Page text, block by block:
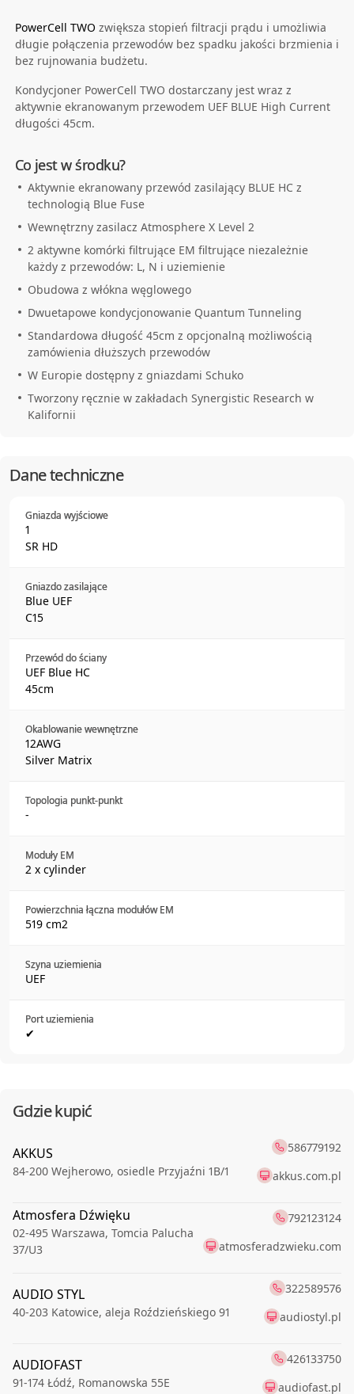
PowerCell TWO zwiększa stopień filtracji prądu i umożliwia
długie połączenia przewodów bez spadku jakości brzmienia i
bez rujnowania budżetu.
Kondycjoner PowerCell TWO dostarczany jest wraz z
aktywnie ekranowanym przewodem UEF BLUE High Current
długości 45cm.
Co jest w środku?
Aktywnie ekranowany przewód zasilający BLUE HC z
technologią Blue Fuse
Wewnętrzny zasilacz Atmosphere X Level 2
2 aktywne komórki filtrujące EM filtrujące niezależnie
każdy z przewodów: L, N i uziemienie
Obudowa z włókna węglowego
Dwuetapowe kondycjonowanie Quantum Tunneling
Standardowa długość 45cm z opcjonalną możliwością
zamówienia dłuższych przewodów
W Europie dostępny z gniazdami Schuko
Tworzony ręcznie w zakładach Synergistic Research w
Kalifornii
Dane techniczne
Gniazda wyjściowe
1
SR HD
Gniazdo zasilające
Blue UEF
C15
Przewód do ściany
UEF Blue HC
45cm
Okablowanie wewnętrzne
12AWG
Silver Matrix
Topologia punkt-punkt
-
Moduły EM
2 x cylinder
Powierzchnia łączna modułów EM
519 cm2
Szyna uziemienia
UEF
Port uziemienia
✔
Gdzie kupić
AKKUS
84-200 Wejherowo, osiedle Przyjaźni 1B/1
586779192
akkus.com.pl
Atmosfera Dźwięku
02-495 Warszawa, Tomcia Palucha
37/U3
792123124
atmosferadzwieku.com
AUDIO STYL
40-203 Katowice, aleja Roździeńskiego 91
322589576
audiostyl.pl
AUDIOFAST
91-174 Łódź, Romanowska 55E
426133750
audiofast.pl